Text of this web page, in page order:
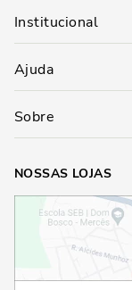
Institucional
Ajuda
Sobre
NOSSAS LOJAS